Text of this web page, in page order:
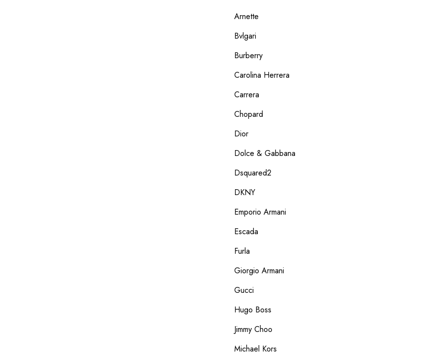
Arnette
Bvlgari
Burberry
Carolina Herrera
Carrera
Chopard
Dior
Dolce & Gabbana
Dsquared2
DKNY
Emporio Armani
Escada
Furla
Giorgio Armani
Gucci
Hugo Boss
Jimmy Choo
Michael Kors